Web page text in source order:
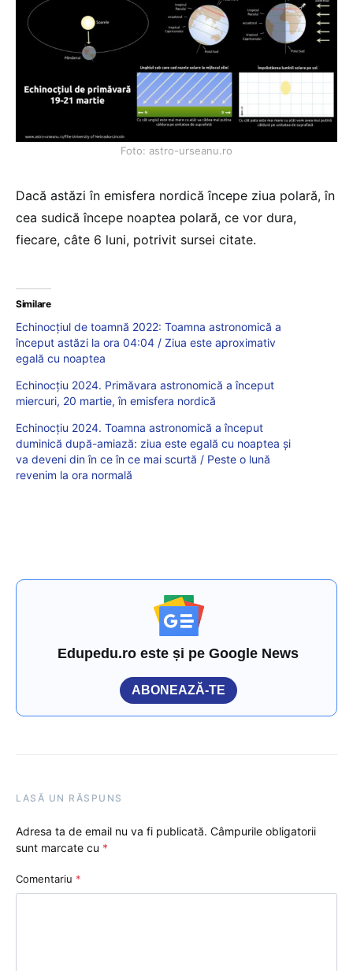
Foto: astro-urseanu.ro
Dacă astăzi în emisfera nordică începe ziua polară, în
cea sudică începe noaptea polară, ce vor dura,
fiecare, câte 6 luni, potrivit sursei citate.
Similare
Echinocțiul de toamnă 2022: Toamna astronomică a
început astăzi la ora 04:04 / Ziua este aproximativ
egală cu noaptea
Echinocțiu 2024. Primăvara astronomică a început
miercuri, 20 martie, în emisfera nordică
Echinocțiu 2024. Toamna astronomică a început
duminică după-amiază: ziua este egală cu noaptea și
va deveni din în ce în ce mai scurtă / Peste o lună
revenim la ora normală
Edupedu.ro este și pe Google News
ABONEAZĂ-TE
LASĂ UN RĂSPUNS
Adresa ta de email nu va fi publicată. Câmpurile obligatorii
sunt marcate cu *
Comentariu *